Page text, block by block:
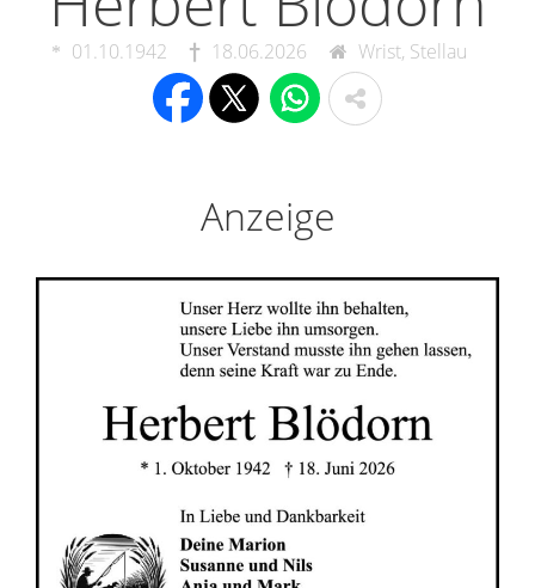
01.10.1942 18.06.2026 Wrist, Stellau
Anzeige